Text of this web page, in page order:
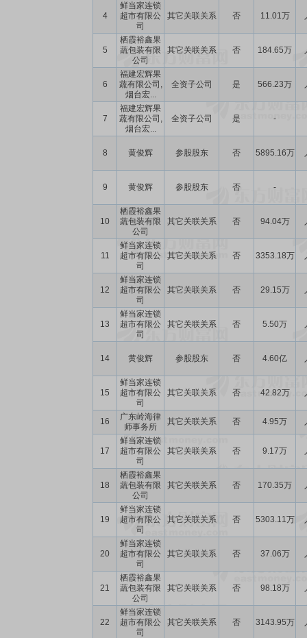
4
鲜当家连锁
超市有限公
司
其它关联关系 否 11.01万
5
栖霞裕鑫果
蔬包装有限
公司
其它关联关系 否 184.65万
6
福建宏辉果
蔬有限公司,
烟台宏...
全资子公司 是 566.23万
7
福建宏辉果
蔬有限公司,
烟台宏...
全资子公司 是 -
8 黄俊辉 参股股东 否 5895.16万
9 黄俊辉 参股股东 否 -
10
栖霞裕鑫果
蔬包装有限
公司
其它关联关系 否 94.04万
11
鲜当家连锁
超市有限公
司
其它关联关系 否 3353.18万
12
鲜当家连锁
超市有限公
司
其它关联关系 否 29.15万
13
鲜当家连锁
超市有限公
司
其它关联关系 否 5.50万
14 黄俊辉 参股股东 否 4.60亿
15
鲜当家连锁
超市有限公
司
其它关联关系 否 42.82万
16
广东岭海律
师事务所
其它关联关系 否 4.95万
17
鲜当家连锁
超市有限公
司
其它关联关系 否 9.17万
18
栖霞裕鑫果
蔬包装有限
公司
其它关联关系 否 170.35万
19
鲜当家连锁
超市有限公
司
其它关联关系 否 5303.11万
20
鲜当家连锁
超市有限公
司
其它关联关系 否 37.06万
21
栖霞裕鑫果
蔬包装有限
公司
其它关联关系 否 98.18万
22
鲜当家连锁
超市有限公
司
其它关联关系 否 3143.95万